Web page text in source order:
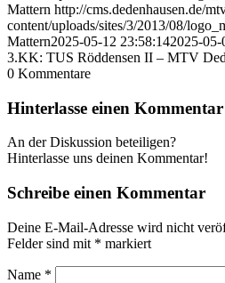
Mattern http://cms.dedenhausen.de/
content/uploads/sites/3/2013/08/
Mattern2025-05-12 23:58:142025-
3.KK: TUS Röddensen II – MTV
0 Kommentare
Hinterlasse einen Kommentar
An der Diskussion beteiligen?
Hinterlasse uns deinen Kommentar!
Schreibe einen Kommentar
Deine E-Mail-Adresse wird nicht
Felder sind mit * markiert
Name *